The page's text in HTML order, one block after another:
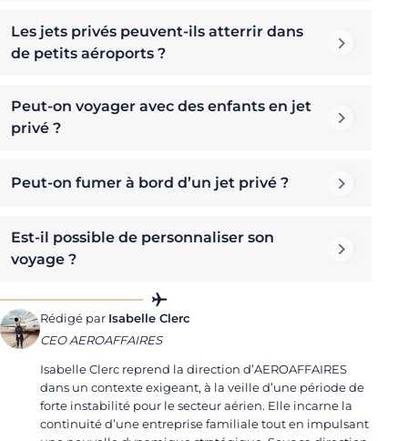
Les jets privés peuvent-ils atterrir dans
de petits aéroports ?
Peut-on voyager avec des enfants en jet
privé ?
Peut-on fumer à bord d’un jet privé ?
Est-il possible de personnaliser son
voyage ?
Rédigé par Isabelle Clerc
CEO AEROAFFAIRES
Isabelle Clerc reprend la direction d’AEROAFFAIRES
dans un contexte exigeant, à la veille d’une période de
forte instabilité pour le secteur aérien. Elle incarne la
continuité d’une entreprise familiale tout en impulsant